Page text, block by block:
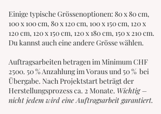
Einige typische Grössenoptionen: 80 x 80 cm,
100 x 100 cm, 80 x 120 cm, 100 x 150 cm, 120 x
120 cm, 120 x 150 cm, 120 x 180 cm, 150 x 210 cm.
Du kannst auch eine andere Grösse wählen.
Auftragsarbeiten betragen im Minimum CHF
2500. 50 % Anzahlung im Voraus und 50 % bei
Übergabe. Nach Projektstart beträgt der
Herstellungsprozess ca. 2 Monate. Wichtig –
nicht jedem wird eine Auftragsarbeit garantiert.